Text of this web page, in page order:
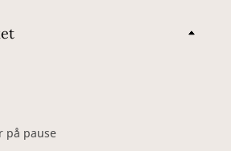
på pause